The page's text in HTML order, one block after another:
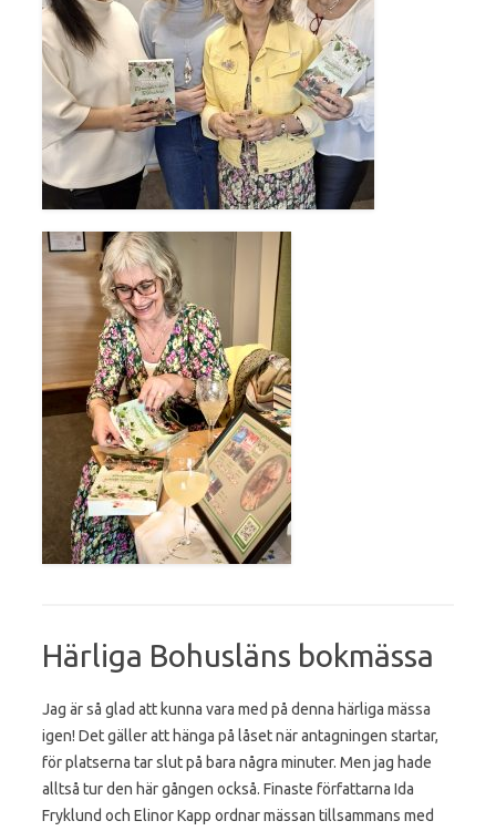
Härliga Bohusläns bokmässa
Jag är så glad att kunna vara med på denna härliga mässa
igen! Det gäller att hänga på låset när antagningen startar,
för platserna tar slut på bara några minuter. Men jag hade
alltså tur den här gången också. Finaste författarna Ida
Fryklund och Elinor Kapp ordnar mässan tillsammans med